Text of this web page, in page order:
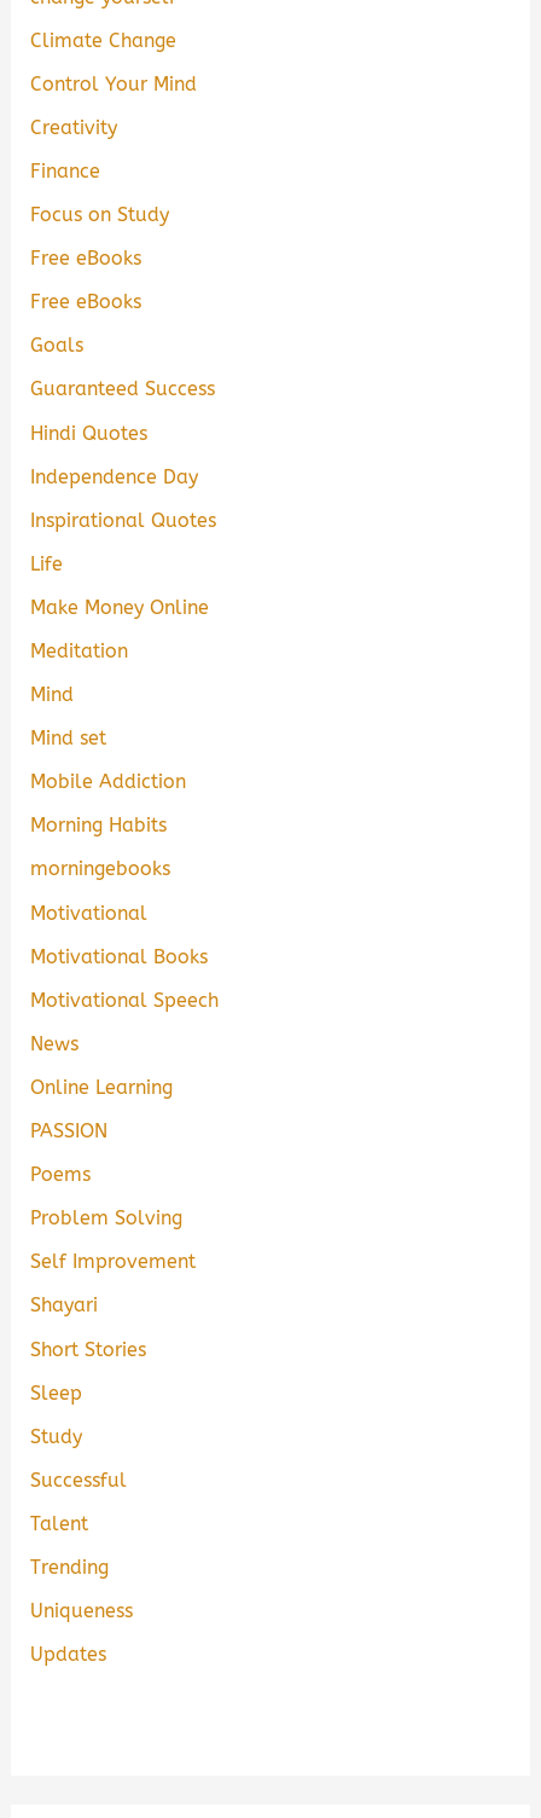
Climate Change
Control Your Mind
Creativity
Finance
Focus on Study
Free eBooks
Free eBooks
Goals
Guaranteed Success
Hindi Quotes
Independence Day
Inspirational Quotes
Life
Make Money Online
Meditation
Mind
Mind set
Mobile Addiction
Morning Habits
morningebooks
Motivational
Motivational Books
Motivational Speech
News
Online Learning
PASSION
Poems
Problem Solving
Self Improvement
Shayari
Short Stories
Sleep
Study
Successful
Talent
Trending
Uniqueness
Updates